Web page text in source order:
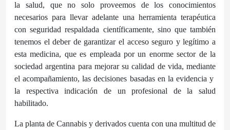
la salud, que no solo proveemos de los conocimientos
necesarios para llevar adelante una herramienta terapéutica
con seguridad respaldada científicamente, sino que también
tenemos el deber de garantizar el acceso seguro y legítimo a
esta medicina, que es empleada por un enorme sector de la
sociedad argentina para mejorar su calidad de vida, mediante
el acompañamiento, las decisiones basadas en la evidencia y
la respectiva indicación de un profesional de la salud
habilitado.
La planta de Cannabis y derivados cuenta con una multitud de